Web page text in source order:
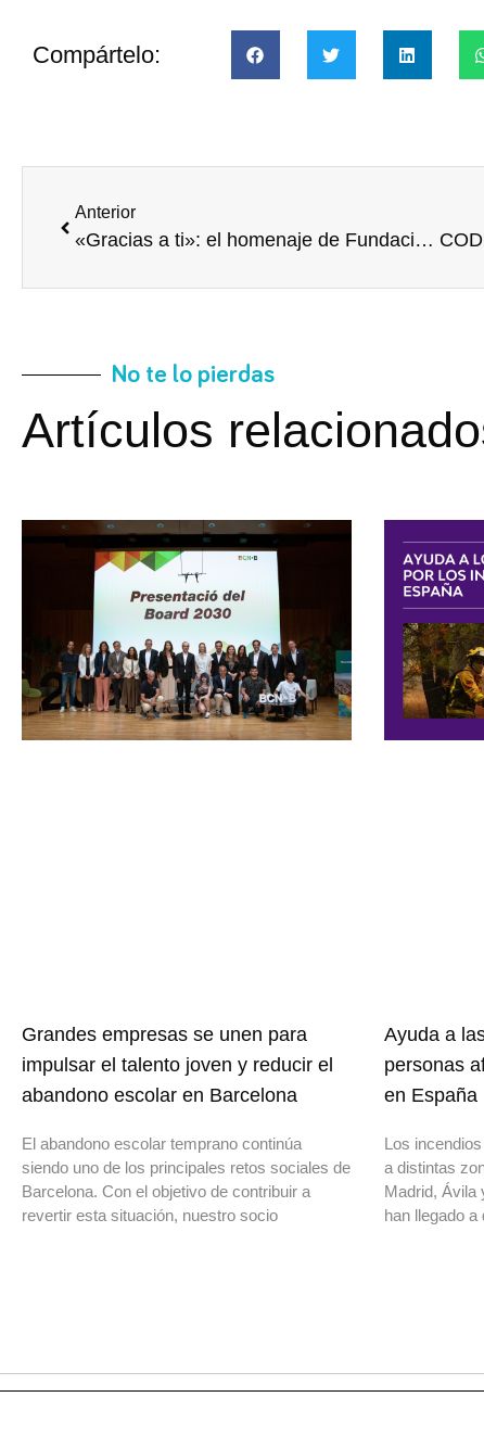
Compártelo:
Anterior
«Gracias a ti»: el homenaje de Fundación Endesa a sus voluntarios
No te lo pierdas
Artículos
Grandes empresas se unen para
impulsar el talento joven y reducir el
abandono escolar en Barcelona
El abandono escolar temprano continúa
siendo uno de los principales retos sociales de
Barcelona. Con el objetivo de contribuir a
revertir esta situación, nuestro socio
Ayuda a
personas
en España
Los
a distintas
Madrid, Ávila
han llegado a